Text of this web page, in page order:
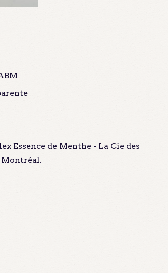
Essence de Menthe - La Cie des
Montréal.